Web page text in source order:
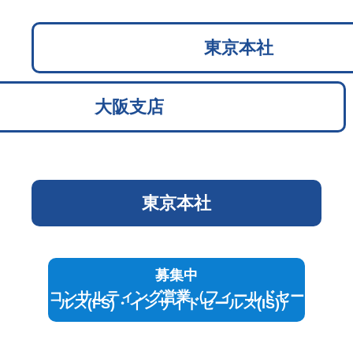
東京本社
大阪支店
東京本社
募集中
コンサルティング営業（フィールドセー
ルス(FS) ・インサイドセールス(IS)）